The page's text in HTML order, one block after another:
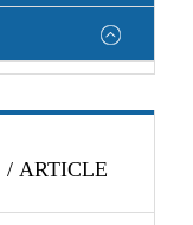
/ ARTICLE